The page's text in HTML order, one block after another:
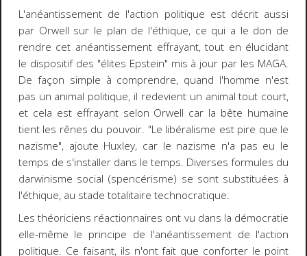
L'anéantissement de l'action politique est décrit aussi
par Orwell sur le plan de l'éthique, ce qui a le don de
rendre cet anéantissement effrayant, tout en élucidant
le dispositif des "élites Epstein" mis à jour par les MAGA.
De façon simple à comprendre, quand l'homme n'est
pas un animal politique, il redevient un animal tout court,
et cela est effrayant selon Orwell car la bête humaine
tient les rênes du pouvoir. "Le libéralisme est pire que le
nazisme", ajoute Huxley, car le nazisme n'a pas eu le
temps de s'installer dans le temps. Diverses formules du
darwinisme social (spencérisme) se sont substituées à
l'éthique, au stade totalitaire technocratique.
Les théoriciens réactionnaires ont vu dans la démocratie
elle-même le principe de l'anéantissement de l'action
politique. Ce faisant, ils n'ont fait que conforter le point